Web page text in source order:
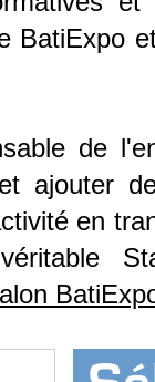
BatiExpo
de
ajouter
en